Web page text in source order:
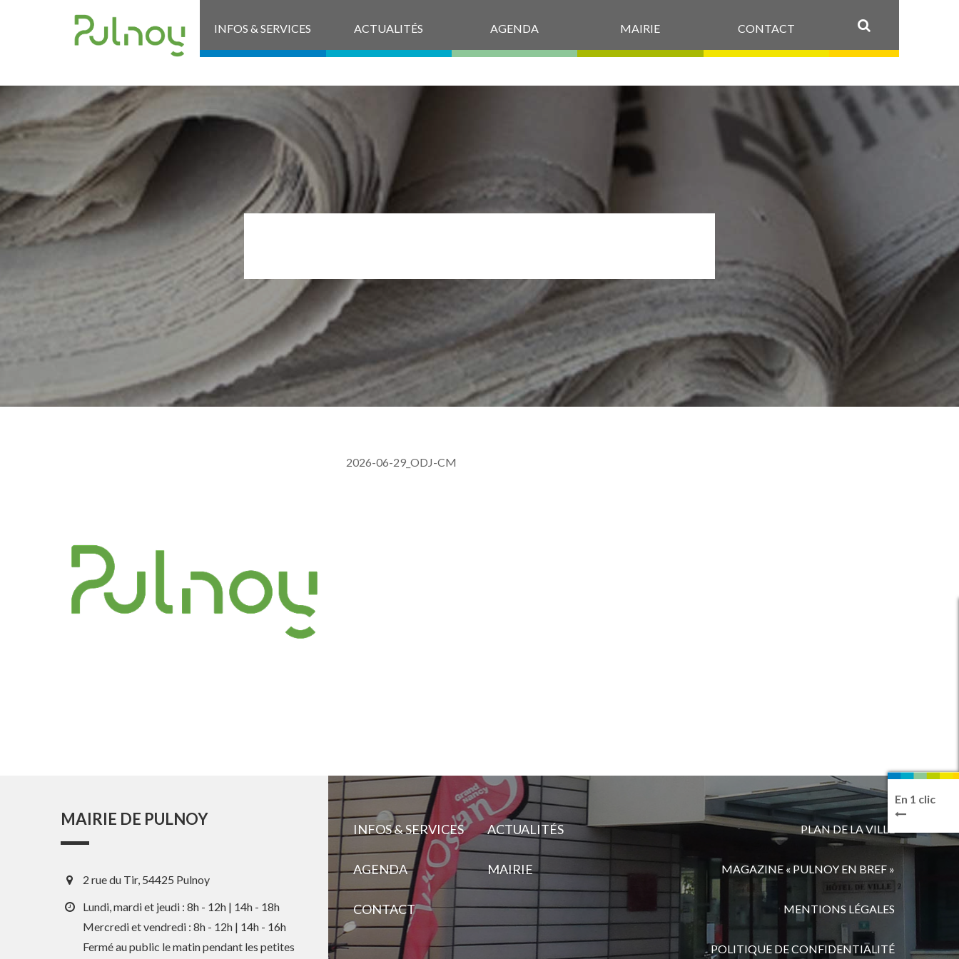
INFOS & SERVICES ACTUALITÉS AGENDA MAIRIE CONTACT
2026-06-29_ODJ-CM
En 1 clic
MAIRIE DE PULNOY
2 rue du Tir, 54425 Pulnoy
Lundi, mardi et jeudi : 8h - 12h | 14h - 18h
Mercredi et vendredi : 8h - 12h | 14h - 16h
Fermé au public le matin pendant les petites
INFOS & SERVICES ACTUALITÉS
AGENDA MAIRIE
CONTACT
PLAN DE LA VILLE
MAGAZINE « PULNOY EN BREF »
MENTIONS LÉGALES
POLITIQUE DE CONFIDENTIALITÉ